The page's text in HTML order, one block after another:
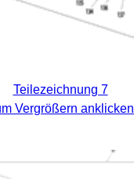
Teilezeichnung 7
Vergrößern anklicken